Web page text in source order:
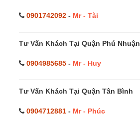
0901742092 - Mr - Tài
Tư Vấn Khách Tại Quận Phú Nhuận
0904985685 - Mr - Huy
Tư Vấn Khách Tại Quận Tân Bình
0904712881 - Mr - Phúc